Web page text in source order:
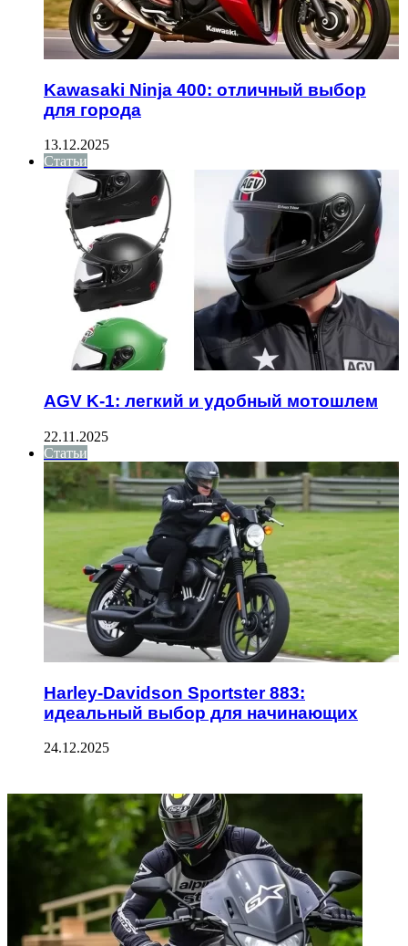
Kawasaki Ninja 400: отличный выбор
для города
13.12.2025
Статьи
AGV K-1: легкий и удобный мотошлем
22.11.2025
Статьи
Harley-Davidson Sportster 883:
идеальный выбор для начинающих
24.12.2025